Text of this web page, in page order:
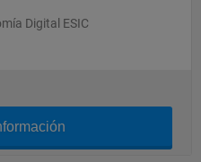
Digital ESIC